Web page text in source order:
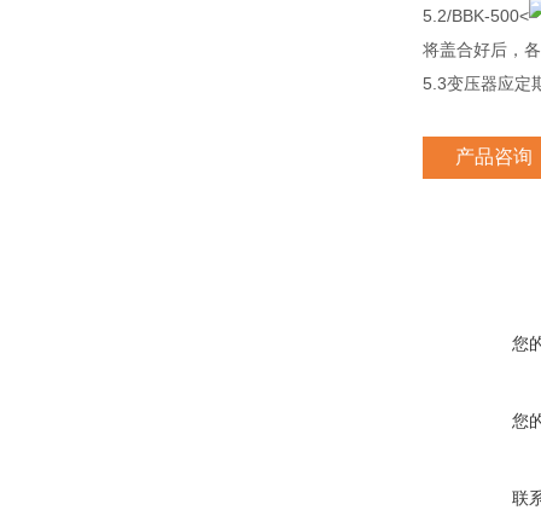
5.2/BBK-500<
将盖合好后，
5.3变压器应定
产品咨询
您
您
联